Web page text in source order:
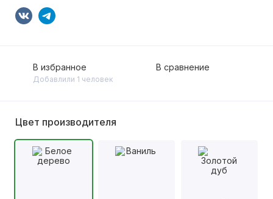
В избранное
Добавлили 1 человек
В сравнение
Цвет производителя